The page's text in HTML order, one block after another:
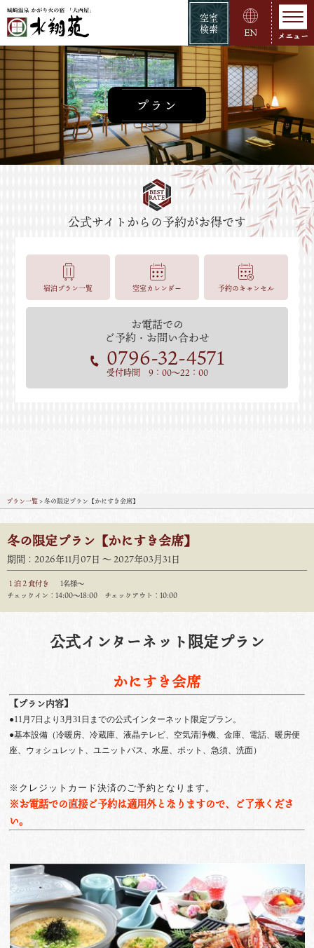
空室
検索
EN
プラン
お電話での
ご予約・お問い合わせ
0796-32-4571
受付時間 9：00～22：00
宿泊プラン一覧 空室カレンダー 予約のキャンセル
プラン一覧> 冬の限定プラン【かにすき会席】
冬の限定プラン【かにすき会席】
期間：2026年11月07日 〜 2027年03月31日
１泊２食付き
1名様～
チェックイン：14:00〜18:00 チェックアウト：10:00
公式インターネット限定プラン
かにすき会席
【プラン内容】
●11月7日より3月31日までの公式インターネット限定プラン。
●基本設備（冷暖房、冷蔵庫、液晶テレビ、空気清浄機、金庫、電話、暖房便
座、ウォシュレット、ユニットバス、水屋、ポット、急須、洗面）
※クレジットカード決済のご予約となります。
※お電話での直接ご予約は適用外となりますので、ご了承くださ
い。